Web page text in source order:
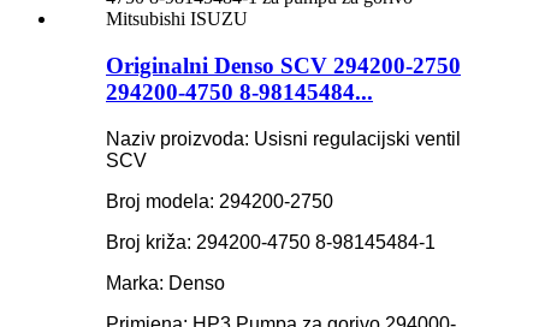
Originalni Denso SCV 294200-2750
294200-4750 8-98145484...
Naziv proizvoda: Usisni regulacijski ventil
SCV
Broj modela: 294200-2750
Broj križa: 294200-4750 8-98145484-1
Marka: Denso